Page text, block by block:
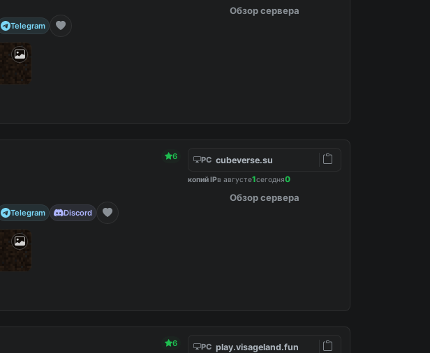
Telegram
Обзор сервера
6
Telegram Discord
PC cubeverse.su
копий IPв августе1сегодня0
Обзор сервера
6 PC play.visageland.fun